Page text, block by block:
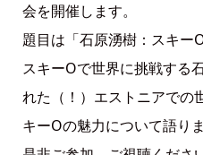
会を開催します。
題目は「石原湧樹：スキー
スキーOで世界に挑戦する
れた（！）エストニアでの
キーOの魅力について語りま